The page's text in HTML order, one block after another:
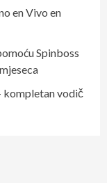
en Vivo en
Spinboss
kompletan vodič